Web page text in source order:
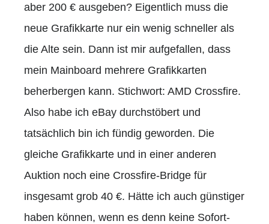
aber 200 € ausgeben? Eigentlich muss die
neue Grafikkarte nur ein wenig schneller als
die Alte sein. Dann ist mir aufgefallen, dass
mein Mainboard mehrere Grafikkarten
beherbergen kann. Stichwort: AMD Crossfire.
Also habe ich eBay durchstöbert und
tatsächlich bin ich fündig geworden. Die
gleiche Grafikkarte und in einer anderen
Auktion noch eine Crossfire-Bridge für
insgesamt grob 40 €. Hätte ich auch günstiger
haben können, wenn es denn keine Sofort-